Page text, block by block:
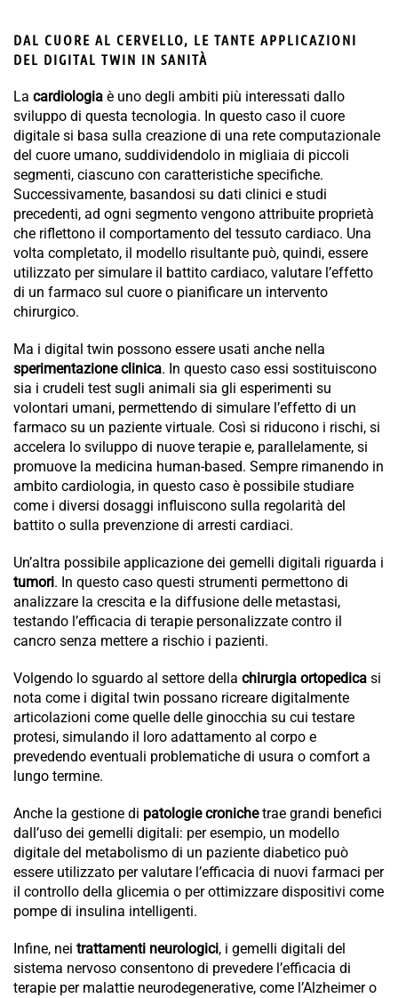
DAL CUORE AL CERVELLO, LE TANTE APPLICAZIONI
DEL DIGITAL TWIN IN SANITÀ
La cardiologia è uno degli ambiti più interessati dallo
sviluppo di questa tecnologia. In questo caso il cuore
digitale si basa sulla creazione di una rete computazionale
del cuore umano, suddividendolo in migliaia di piccoli
segmenti, ciascuno con caratteristiche specifiche.
Successivamente, basandosi su dati clinici e studi
precedenti, ad ogni segmento vengono attribuite proprietà
che riflettono il comportamento del tessuto cardiaco. Una
volta completato, il modello risultante può, quindi, essere
utilizzato per simulare il battito cardiaco, valutare l’effetto
di un farmaco sul cuore o pianificare un intervento
chirurgico.
Ma i digital twin possono essere usati anche nella
sperimentazione clinica. In questo caso essi sostituiscono
sia i crudeli test sugli animali sia gli esperimenti su
volontari umani, permettendo di simulare l’effetto di un
farmaco su un paziente virtuale. Così si riducono i rischi, si
accelera lo sviluppo di nuove terapie e, parallelamente, si
promuove la medicina human-based. Sempre rimanendo in
ambito cardiologia, in questo caso è possibile studiare
come i diversi dosaggi influiscono sulla regolarità del
battito o sulla prevenzione di arresti cardiaci.
Un’altra possibile applicazione dei gemelli digitali riguarda i
tumori. In questo caso questi strumenti permettono di
analizzare la crescita e la diffusione delle metastasi,
testando l’efficacia di terapie personalizzate contro il
cancro senza mettere a rischio i pazienti.
Volgendo lo sguardo al settore della chirurgia ortopedica si
nota come i digital twin possano ricreare digitalmente
articolazioni come quelle delle ginocchia su cui testare
protesi, simulando il loro adattamento al corpo e
prevedendo eventuali problematiche di usura o comfort a
lungo termine.
Anche la gestione di patologie cronichetrae grandi benefici
dall’uso dei gemelli digitali: per esempio, un modello
digitale del metabolismo di un paziente diabetico può
essere utilizzato per valutare l’efficacia di nuovi farmaci per
il controllo della glicemia o per ottimizzare dispositivi come
pompe di insulina intelligenti.
Infine, nei trattamenti neurologici, i gemelli digitali del
sistema nervoso consentono di prevedere l’efficacia di
terapie per malattie neurodegenerative, come l’Alzheimer o